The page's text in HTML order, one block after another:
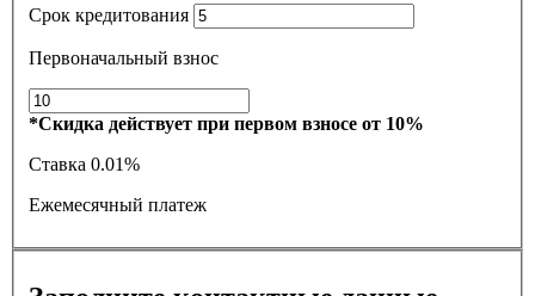
Срок кредитования
Первоначальный взнос
*Скидка действует при первом взносе от 10%
Ставка 0.01%
Ежемесячный платеж